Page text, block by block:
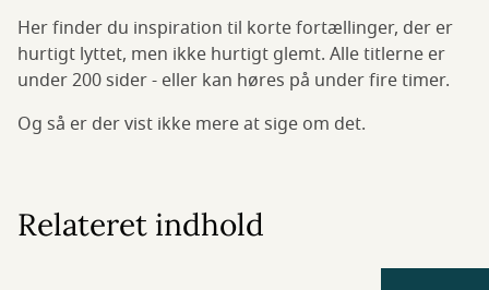
Her finder du inspiration til korte fortællinger, der er
hurtigt lyttet, men ikke hurtigt glemt. Alle titlerne er
under 200 sider - eller kan høres på under fire timer.
Og så er der vist ikke mere at sige om det.
Relateret indhold